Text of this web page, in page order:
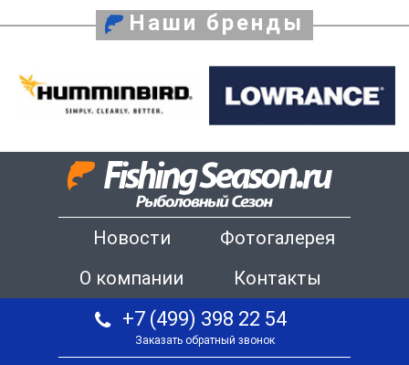
Наши бренды
Новости
Фотогалерея
О компании
Контакты
+7 (499) 398 22 54
Заказать обратный звонок